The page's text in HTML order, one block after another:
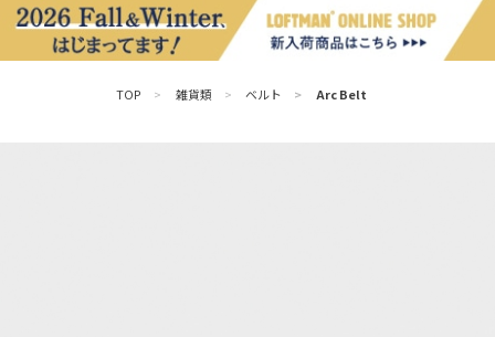
TOP > 雑貨類 > ベルト > Arc Belt